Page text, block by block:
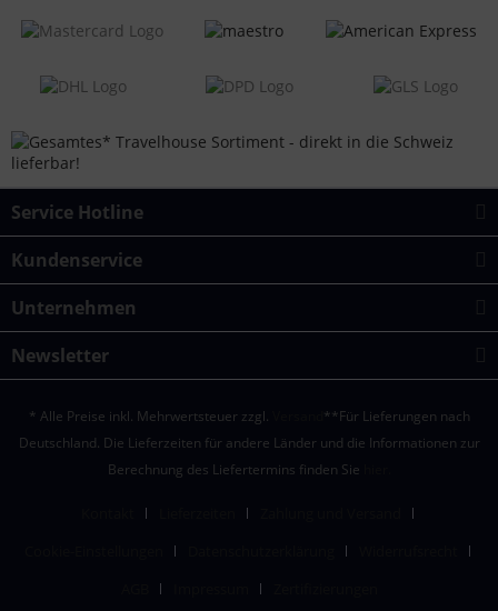
Service Hotline
Kundenservice
Unternehmen
Newsletter
* Alle Preise inkl. Mehrwertsteuer zzgl.
**Für Lieferungen nach
Deutschland. Die Lieferzeiten für andere Länder und die Informationen zur
Berechnung des Liefertermins finden Sie